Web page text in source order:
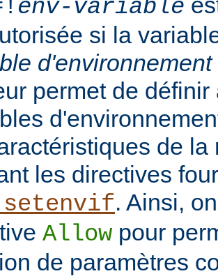
env-variable
si la
d'environnement
permet de
de
les directives
. Ainsi,
Allow pour
de paramètres